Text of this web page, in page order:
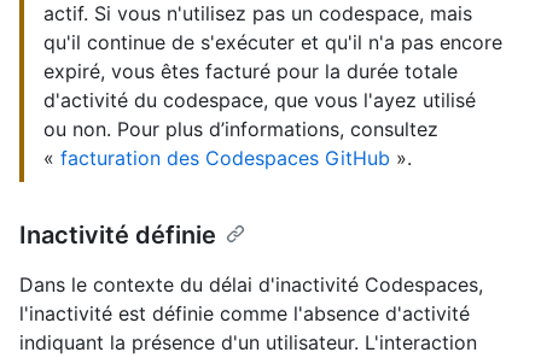
actif. Si vous n'utilisez pas un codespace, mais
qu'il continue de s'exécuter et qu'il n'a pas encore
expiré, vous êtes facturé pour la durée totale
d'activité du codespace, que vous l'ayez utilisé
ou non. Pour plus d’informations, consultez
« facturation des Codespaces GitHub ».
Inactivité définie
Dans le contexte du délai d'inactivité Codespaces,
l'inactivité est définie comme l'absence d'activité
indiquant la présence d'un utilisateur. L'interaction